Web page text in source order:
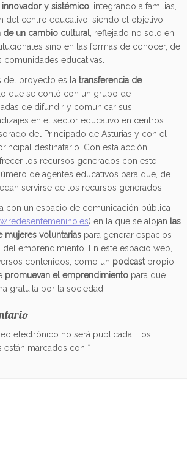
y sistémico , integrando a familias,
del centro educativo; siendo el objetivo
un cambio cultural , reflejado no solo en
sino en las formas de conocer, de
comunidades educativas.
del proyecto es la transferencia de
lo que se contó con un grupo de
de difundir y comunicar sus
en el sector educativo en centros
del Principado de Asturias y con el
destinatario. Con esta acción,
los recursos generados con este
de agentes educativos para que, de
servirse de los recursos generados.
con un espacio de comunicación pública
) en la que se alojan las
mujeres voluntarias para generar espacios
emprendimiento. En este espacio web,
contenidos, como un podcastpropio
promuevan el emprendimiento para que
gratuita por la sociedad.
electrónico no será publicada.
Los
marcados con *